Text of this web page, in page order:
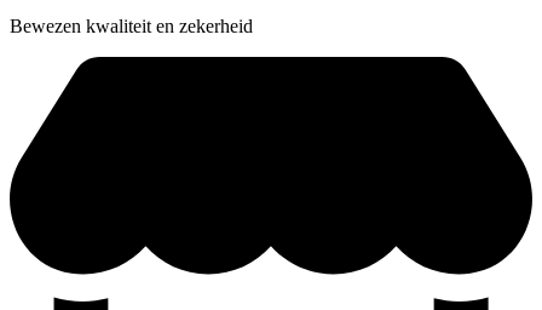
Bewezen kwaliteit en zekerheid